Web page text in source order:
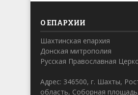
О ЕПАРХИИ
Шахтинская епархия
Донская митрополия
Русская Православная
Адрес: 346500, г. Шахты,
область, Соборная